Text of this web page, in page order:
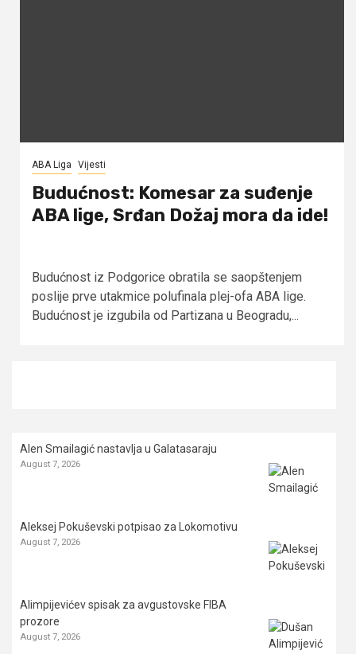
ABA Liga Vijesti
Budućnost: Komesar za suđenje
ABA lige, Srđan Dožaj mora da ide!
Budućnost iz Podgorice obratila se saopštenjem
poslije prve utakmice polufinala plej-ofa ABA lige.
Budućnost je izgubila od Partizana u Beogradu,...
Alen Smailagić nastavlja u Galatasaraju
August 7, 2026
Aleksej Pokuševski potpisao za Lokomotivu
August 7, 2026
Alimpijevićev spisak za avgustovske FIBA
prozore
August 7, 2026